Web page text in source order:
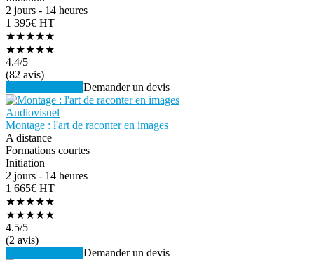
2 jours - 14 heures
1 395€ HT
★★★★★
★★★★★
4.4/5
(82 avis)
Demander un devis
Audiovisuel
Montage : l'art de raconter en images
A distance
Formations courtes
Initiation
2 jours - 14 heures
1 665€ HT
★★★★★
★★★★★
4.5/5
(2 avis)
Demander un devis